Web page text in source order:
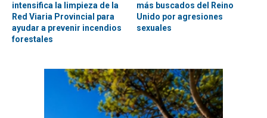
intensifica la limpieza de la
Red Viaria Provincial para
ayudar a prevenir incendios
forestales
más buscados del Reino
Unido por agresiones
sexuales